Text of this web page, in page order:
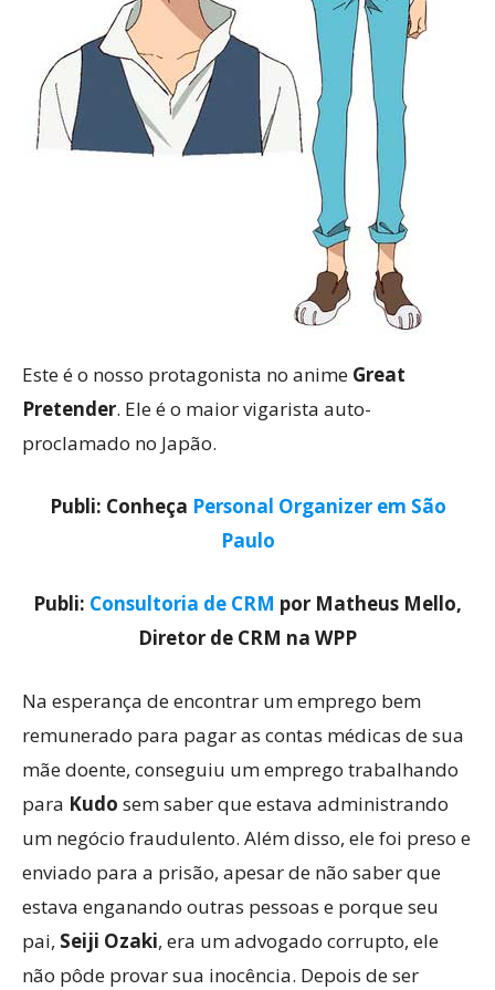
Este é o nosso protagonista no anime Great
Pretender. Ele é o maior vigarista auto-
proclamado no Japão.
Publi: Conheça Personal Organizer em São
Paulo
Publi: Consultoria de CRM por Matheus Mello,
Diretor de CRM na WPP
Na esperança de encontrar um emprego bem
remunerado para pagar as contas médicas de sua
mãe doente, conseguiu um emprego trabalhando
para Kudo sem saber que estava administrando
um negócio fraudulento. Além disso, ele foi preso e
enviado para a prisão, apesar de não saber que
estava enganando outras pessoas e porque seu
pai, Seiji Ozaki, era um advogado corrupto, ele
não pôde provar sua inocência. Depois de ser